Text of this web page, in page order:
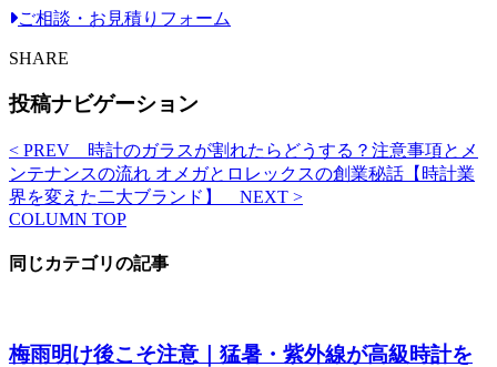
ご相談・お見積りフォーム
SHARE
投稿ナビゲーション
< PREV 時計のガラスが割れたらどうする？注意事項とメ
ンテナンスの流れ オメガとロレックスの創業秘話【時計業
界を変えた二大ブランド】
NEXT >
COLUMN TOP
同じカテゴリの記事
梅雨明け後こそ注意｜猛暑・紫外線が高級時計を